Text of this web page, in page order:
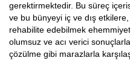
gerektirmektedir. Bu süreç
ve bu bünyeyi iç ve dış etkilere,
rehabilite edebilmek
olumsuz ve acı verici
çözülme gibi marazlarla